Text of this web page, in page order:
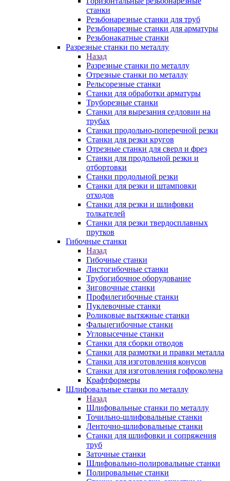
станки
Резьбонарезные станки для труб
Резьбонарезные станки для арматуры
Резьбонакатные станки
Разрезные станки по металлу
Назад
Разрезные станки по металлу
Отрезные станки по металлу
Рельсорезные станки
Станки для обработки арматуры
Труборезные станки
Станки для вырезания седловин на
трубаx
Станки продольно-поперечной резки
Станки для резки кругов
Отрезные станки для сверл и фрез
Станки для продольной резки и
отбортовки
Станки продольной резки
Станки для резки и штамповки
отходов
Станки для резки и шлифовки
толкателей
Станки для резки твердосплавных
прутков
Гибочные станки
Назад
Гибочные станки
Листогибочные станки
Трубогибочное оборудование
Зиговочные станки
Профилегибочные станки
Пуклевочные станки
Роликовые вытяжные станки
Фальцегибочные станки
Угловысечные станки
Станки для сборки отводов
Станки для размотки и правки металла
Станки для изготовления конусов
Станки для изготовления гофроколена
Крафтформеры
Шлифовальные станки по металлу
Назад
Шлифовальные станки по металлу
Точильно-шлифовальные станки
Ленточно-шлифовальные станки
Станки для шлифовки и сопряжения
труб
Заточные станки
Шлифовально-полировальные станки
Полировальные станки